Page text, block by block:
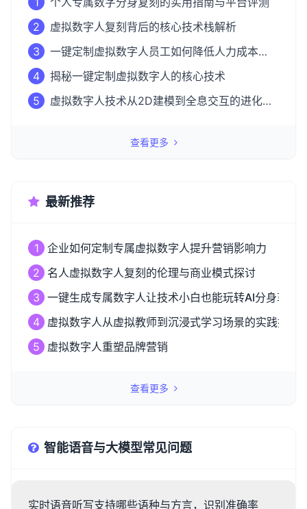
2
虚拟数字人复刻背后的核心技术栈解析
3
一键定制虚拟数字人员工如何降低人力成本
50%？
4
揭秘一键定制虚拟数字人的核心技术
5
虚拟数字人技术从2D建模到全息交互的进化之
查看更多
最新推荐
1
企业如何定制专属虚拟数字人提升营销影响力
2
名人虚拟数字人复刻的伦理与商业模式探讨
3 一键生成专属数字人让技术小白也能玩转AI分身革命
4 虚拟数字人从虚拟教师到沉浸式学习场景的实践探索
5
虚拟数字人重塑品牌营销
查看更多
智能语音与大模型常见问题
实时语音听写支持哪些语种与方言，识别准确率